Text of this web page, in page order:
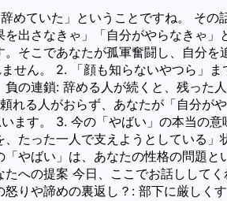
ていた」ということですね。 その
出さなきゃ」「自分がやらなきゃ
そこであなたが孤軍奮闘し、自分
せん。 2. 「顔も知らないやつら」
の連鎖: 辞める人が続くと、残った
る人がおらず、あなたが「自分が
す。 3. 今の「やばい」の本当の
たった一人で支えようとしている
やばい」は、あなたの性格の問題
への提案 今日、ここでお話しして
りや諦めの裏返し？: 部下に厳しく